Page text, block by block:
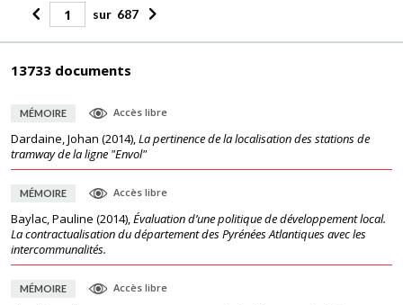
sur 687
13733 documents
MÉMOIRE Accès libre
Dardaine, Johan (2014),La pertinence de la localisation des stations de
tramway de la ligne "Envol"
MÉMOIRE Accès libre
Baylac, Pauline (2014),Évaluation d’une politique de développement local.
La contractualisation du département des Pyrénées Atlantiques avec les
intercommunalités.
MÉMOIRE Accès libre